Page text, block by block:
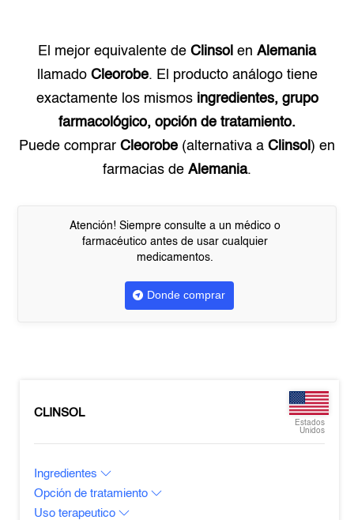
El mejor equivalente de Clinsol en Alemania
llamado Cleorobe. El producto análogo tiene
exactamente los mismos ingredientes, grupo
farmacológico, opción de tratamiento.
Puede comprar Cleorobe (alternativa a Clinsol ) en
farmacias de Alemania.
Atención! Siempre consulte a un médico o
farmacéutico antes de usar cualquier
medicamentos.
Donde comprar
CLINSOL
Estados
Unidos
Ingredientes
Opción de tratamiento
Uso terapeutico